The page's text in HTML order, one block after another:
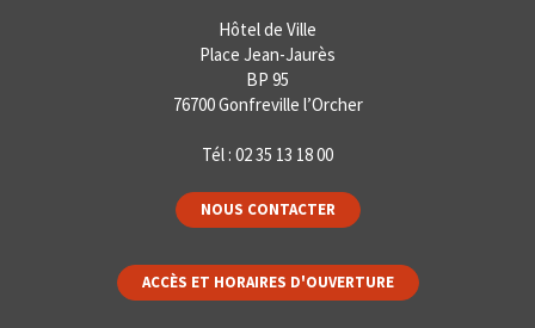
Hôtel de Ville
Place Jean-Jaurès
BP 95
76700 Gonfreville l’Orcher
Tél : 02 35 13 18 00
NOUS CONTACTER
ACCÈS ET HORAIRES D'OUVERTURE